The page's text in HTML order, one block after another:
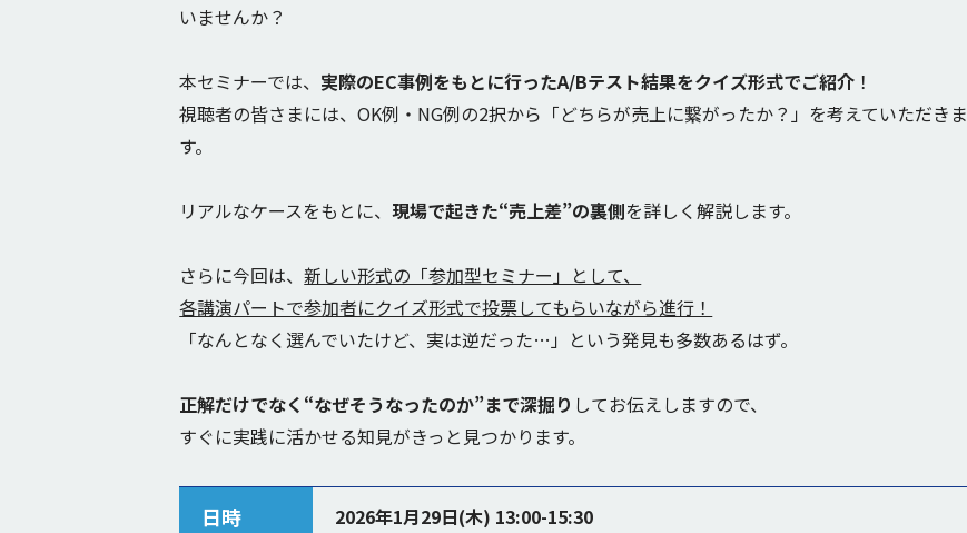
いませんか？
本セミナーでは、 実際のEC事例をもとに行ったA/Bテスト結果をクイズ形式でご紹介 ！
視聴者の皆さまには、OK例・NG例の2択から「どちらが売上に繋がったか？」を考えていただきま
す。
リアルなケースをもとに、現場で起きた“売上差”の裏側を詳しく解説します。
さらに今回は、新しい形式の「参加型セミナー」として、
各講演パートで参加者にクイズ形式で投票してもらいながら進行！
「なんとなく選んでいたけど、実は逆だった…」という発見も多数あるはず。
正解だけでなく“なぜそうなったのか”まで深掘り してお伝えしますので、
すぐに実践に活かせる知見がきっと見つかります。
日時 2026年1月29日(木) 13:00-15:30